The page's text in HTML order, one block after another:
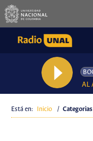
AL
Está en: Inicio /